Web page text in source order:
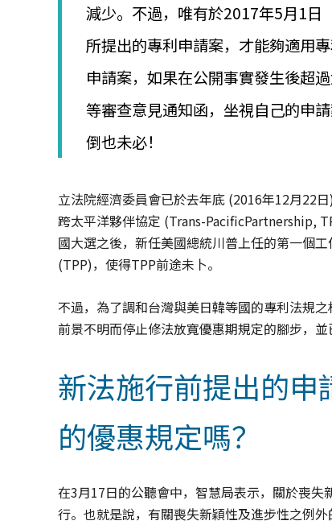
減少。不過，唯有於2017年5月1日
所提出的專利申請案，才能夠適用
申請案，如果在公開事實發生後超
等審查意見通知函，坐視自己的申
倒也未必！
立法院經濟委員會已於去年底 (2016年12月22
跨太平洋夥伴協定 (Trans-PacificPartnership,
國大選之後，新任美國總統川普上任的第一個
(TPP)，使得TPP前途未卜。
不過，為了調和台灣與美日韓等國的專利法規
前景不明而停止修法放寬優惠期規定的腳步，
新法施行前提出的
的優惠規定嗎？
在3月17日的公聽會中，智慧局表示，關於喪
行。也就是說，有關喪失新穎性及進步性之例